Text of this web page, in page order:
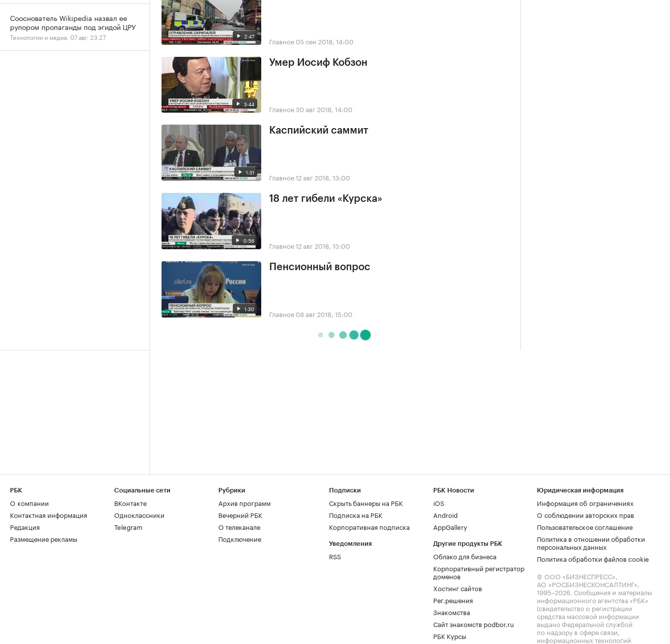
2:47 Главное 05 сен 2018, 14:00
3:44
Умер Иосиф Кобзон
Главное30 авг 2018, 14:00
1:31
Каспийский саммит
Главное12 авг 2018, 13:00
0:56
18 лет гибели «Курска»
Главное12 авг 2018, 13:00
1:30
Пенсионный вопрос
Главное 08 авг 2018, 15:00
Сооснователь Wikipedia назвал ее
рупором пропаганды под эгидой ЦРУ
Технологии и медиа, 07 авг, 23:27
РБК
О компании
Контактная информация
Редакция
Размещение рекламы
Социальные сети
ВКонтакте
Одноклассники
Telegram
Рубрики
Архив программ
Вечерний РБК
О телеканале
Подключение
Подписки
Скрыть баннеры на РБК
Подписка на РБК
Корпоративная подписка
Уведомления
RSS
РБК Новости
iOS
Android
AppGallery
Другие продукты РБК
Облако для бизнеса
Корпоративный регистратор
доменов
Хостинг сайтов
Рег.решения
Знакомства
Сайт знакомств podbor.ru
РБК Курсы
Юридическая информация
Информация об ограничениях
О соблюдении авторских прав
Пользовательское соглашение
Политика в отношении обработки
персональных данных
Политика обработки файлов cookie
© ООО «БИЗНЕСПРЕСС»,
АО «РОСБИЗНЕСКОНСАЛТИНГ»,
1995–2026. Сообщения и материалы
информационного агентства «РБК»
(свидетельство о регистрации
средства массовой информации
выдано Федеральной службой
по надзору в сфере связи,
информационных технологий